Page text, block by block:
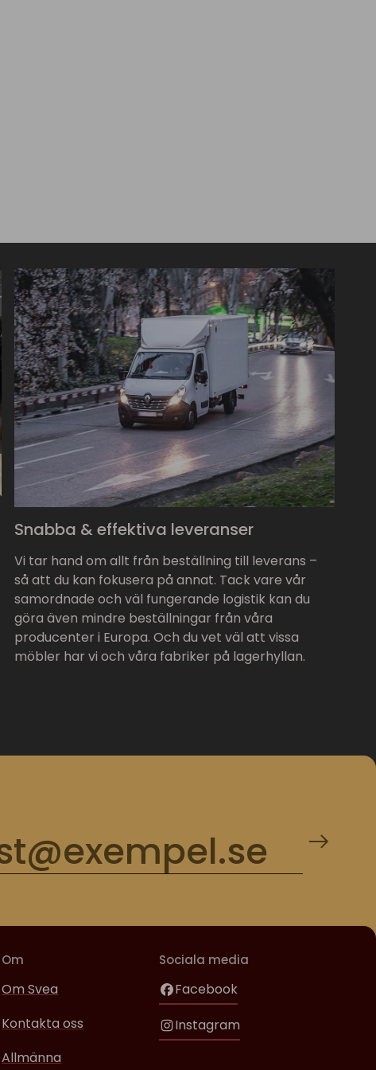
Snabba & effektiva leveranser
Vi tar hand om allt från beställning till leverans –
så att du kan fokusera på annat. Tack vare vår
samordnade och väl fungerande logistik kan du
göra även mindre beställningar från våra
producenter i Europa. Och du vet väl att vissa
möbler har vi och våra fabriker på lagerhyllan.
Om
Om Svea
Kontakta oss
Allmänna
Sociala media
Facebook
Instagram